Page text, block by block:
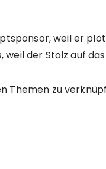
weil er
weil der Stolz auf
Themen zu